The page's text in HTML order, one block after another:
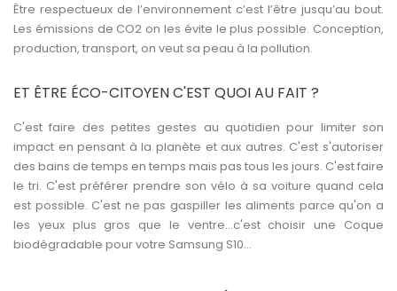
Être respectueux de l’environnement c’est l’être jusqu’au bout.
Les émissions de CO2 on les évite le plus possible. Conception,
production, transport, on veut sa peau à la pollution.
ET ÊTRE ÉCO-CITOYEN C'EST QUOI AU FAIT ?
C'est faire des petites gestes au quotidien pour limiter son
impact en pensant à la planète et aux autres. C'est s'autoriser
des bains de temps en temps mais pas tous les jours. C'est faire
le tri. C'est préférer prendre son vélo à sa voiture quand cela
est possible. C'est ne pas gaspiller les aliments parce qu'on a
les yeux plus gros que le ventre...c'est choisir une Coque
biodégradable pour votre Samsung S10...